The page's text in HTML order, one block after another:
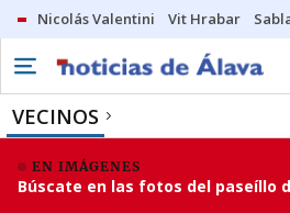
Nicolás Valentini Vit Hrabar
VECINOS
EN IMÁGENES
Búscate en las fotos del paseíllo